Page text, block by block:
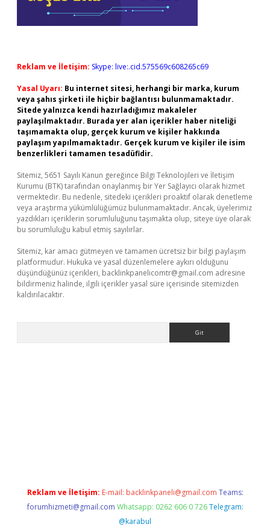
Reklam ve İletişim: Skype: live:.cid.575569c608265c69
Yasal Uyarı: Bu internet sitesi, herhangi bir marka, kurum
veya şahıs şirketi ile hiçbir bağlantısı bulunmamaktadır.
Sitede yalnızca kendi hazırladığımız makaleler
paylaşılmaktadır. Burada yer alan içerikler haber niteliği
taşımamakta olup, gerçek kurum ve kişiler hakkında
paylaşım yapılmamaktadır. Gerçek kurum ve kişiler ile isim
benzerlikleri tamamen tesadüfidir.
Sitemiz, 5651 Sayılı Kanun gereğince Bilgi Teknolojileri ve İletişim
Kurumu (BTK) tarafından onaylanmış bir Yer Sağlayıcı olarak hizmet
vermektedir. Bu nedenle, sitedeki içerikleri proaktif olarak denetleme
veya araştırma yükümlülüğümüz bulunmamaktadır. Ancak, üyelerimiz
yazdıkları içeriklerin sorumluluğunu taşımakta olup, siteye üye olarak
bu sorumluluğu kabul etmiş sayılırlar.
Sitemiz, kar amacı gütmeyen ve tamamen ücretsiz bir bilgi paylaşım
platformudur. Hukuka ve yasal düzenlemelere aykırı olduğunu
düşündüğünüz içerikleri, backlinkpanelicomtr@gmail.com adresine
bildirmeniz halinde, ilgili içerikler yasal süre içerisinde sitemizden
kaldırılacaktır.
Reklam ve İletişim: E-mail: backlinkpaneli@gmail.com Teams:
forumhizmeti@gmail.com Whatsapp: 0262 606 0 726 Telegram:
@karabul